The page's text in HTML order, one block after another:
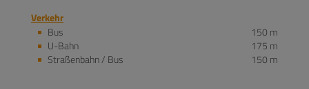
Verkehr
Bus
150 m
U-Bahn
175 m
Straßenbahn / Bus
150 m